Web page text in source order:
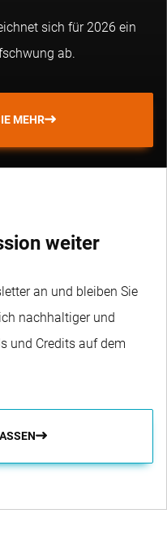
sich für 2026 ein
ab.
MEHR
weiter
an und bleiben Sie
nachhaltiger und
und Credits auf dem